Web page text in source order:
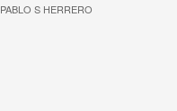
PABLO S HERRERO